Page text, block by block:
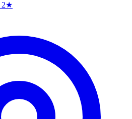
2★